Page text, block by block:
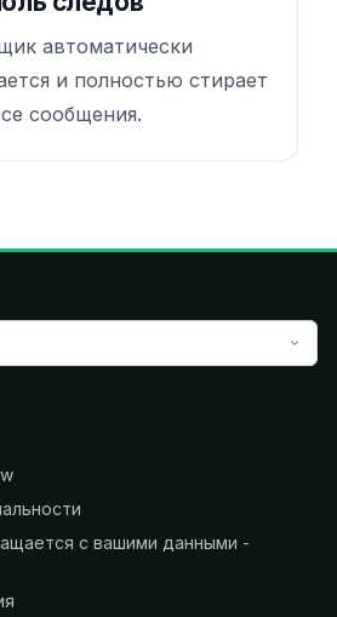
автоматически
и полностью стирает
сообщения.
с вашими данными -